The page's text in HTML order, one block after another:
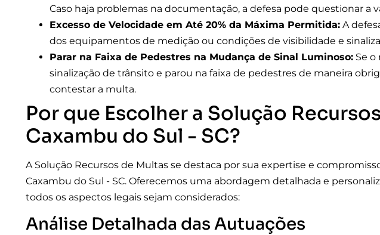
Caso haja problemas na documentação, a defesa pode questionar a
Excesso de Velocidade em Até 20% da Máxima Permitida: A
dos equipamentos de medição ou condições de visibilidade e
Parar na Faixa de Pedestres na Mudança de Sinal Luminoso: Se
sinalização de trânsito e parou na faixa de pedestres de maneira
contestar a multa.
Por que Escolher a Solução
Caxambu do Sul - SC?
A Solução Recursos de Multas se destaca por sua expertise e
Caxambu do Sul - SC. Oferecemos uma abordagem detalhada e
todos os aspectos legais sejam considerados:
Análise Detalhada das Autuações